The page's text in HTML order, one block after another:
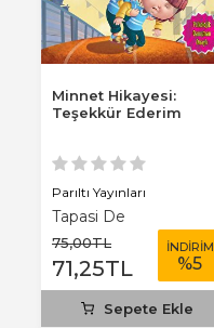
Minnet Hikayesi:
Teşekkür Ederim
Parıltı Yayınları
Tapasi De
75,00TL
71,25TL
İNDİRİM
%5
Sepete Ekle